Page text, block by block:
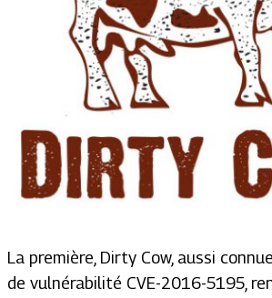
La première, Dirty Cow, aussi
de vulnérabilité CVE-2016-5195,